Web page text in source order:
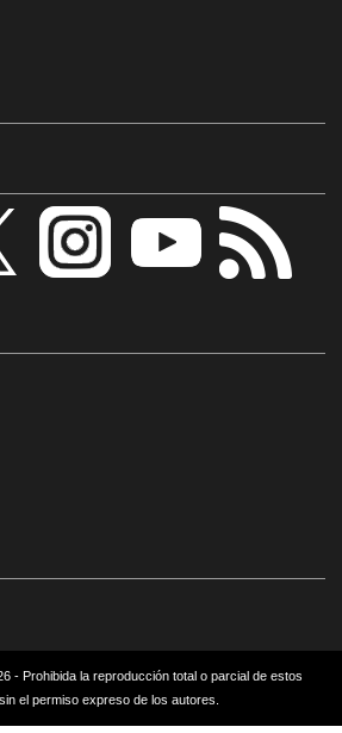
- Prohibida la reproducción total o parcial de estos
el permiso expreso de los autores.